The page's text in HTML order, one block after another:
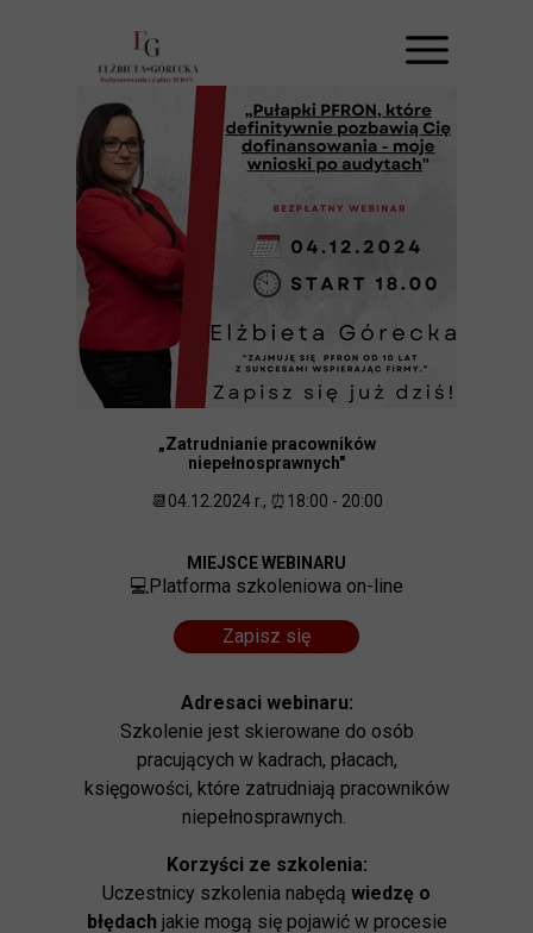
Zapisz się
MIEJSCE WEBINARU
💻Platforma szkoleniowa on-line
„Zatrudnianie pracowników
niepełnosprawnych"
📆04.12.2024 r., ⏰18:00 - 20:00
Adresaci webinaru:
Szkolenie jest skierowane do osób
pracujących w kadrach, płacach,
księgowości, które zatrudniają pracowników
niepełnosprawnych.
Korzyści ze szkolenia:
Uczestnicy szkolenia nabędą wiedzę o
błędach jakie mogą się pojawić w procesie